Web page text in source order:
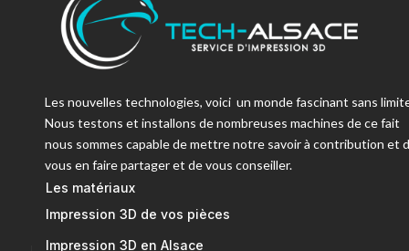
Les nouvelles technologies, voici un monde fascinant sans
Nous testons et installons de nombreuses machines de ce fait
nous sommes capable de mettre notre savoir à contribution et
vous en faire partager et de vous conseiller.
Les matériaux
Impression 3D de vos pièces
Impression 3D en Alsace